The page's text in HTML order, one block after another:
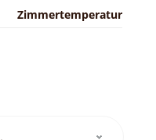
Zimmertemperatur